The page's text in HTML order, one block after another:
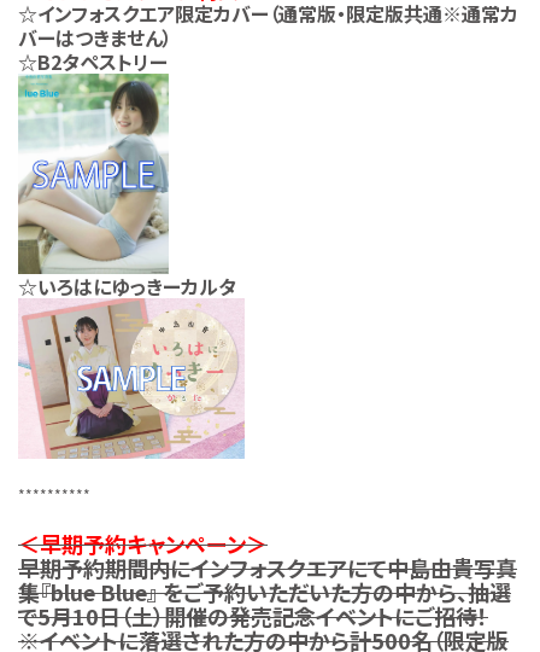
☆インフォスクエア限定カバー（通常版・限定版共通※通常カ
バーはつきません）
☆B2タペストリー
☆いろはにゆっきーカルタ
**********
＜早期予約キャンペーン＞
早期予約期間内にインフォスクエアにて中島由貴写真
集『blue Blue』 をご予約いただいた方の中から、抽選
で5月10日（土）開催の発売記念イベントにご招待！
※イベントに落選された方の中から計500名（限定版